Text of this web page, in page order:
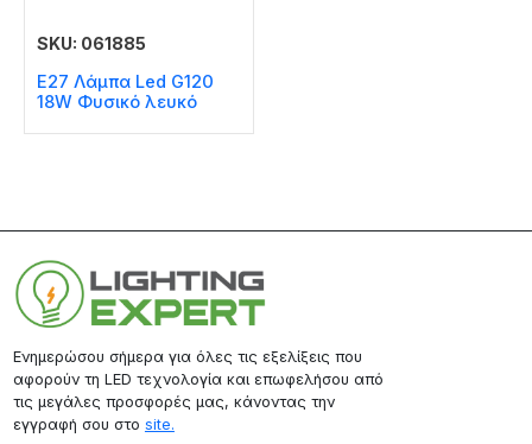
SKU: 061885
E27 Λάμπα Led G120
18W Φυσικό λευκό
Ενημερώσου σήμερα για όλες τις εξελίξεις που
αφορούν τη LED τεχνολογία και επωφελήσου από
τις μεγάλες προσφορές μας, κάνοντας την
εγγραφή σου στο site.